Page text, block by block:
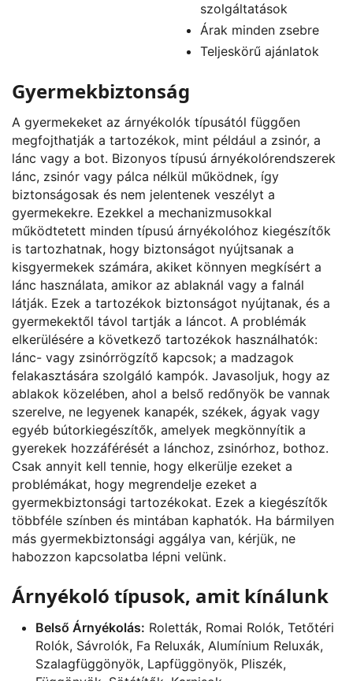
szolgáltatások
Árak minden zsebre
Teljeskörű ajánlatok
Gyermekbiztonság
A gyermekeket az árnyékolók típusától függően
megfojthatják a tartozékok, mint például a zsinór, a
lánc vagy a bot. Bizonyos típusú árnyékolórendszerek
lánc, zsinór vagy pálca nélkül működnek, így
biztonságosak és nem jelentenek veszélyt a
gyermekekre. Ezekkel a mechanizmusokkal
működtetett minden típusú árnyékolóhoz kiegészítők
is tartozhatnak, hogy biztonságot nyújtsanak a
kisgyermekek számára, akiket könnyen megkísért a
lánc használata, amikor az ablaknál vagy a falnál
látják. Ezek a tartozékok biztonságot nyújtanak, és a
gyermekektől távol tartják a láncot. A problémák
elkerülésére a következő tartozékok használhatók:
lánc- vagy zsinórrögzítő kapcsok; a madzagok
felakasztására szolgáló kampók. Javasoljuk, hogy az
ablakok közelében, ahol a belső redőnyök be vannak
szerelve, ne legyenek kanapék, székek, ágyak vagy
egyéb bútorkiegészítők, amelyek megkönnyítik a
gyerekek hozzáférését a lánchoz, zsinórhoz, bothoz.
Csak annyit kell tennie, hogy elkerülje ezeket a
problémákat, hogy megrendelje ezeket a
gyermekbiztonsági tartozékokat. Ezek a kiegészítők
többféle színben és mintában kaphatók. Ha bármilyen
más gyermekbiztonsági aggálya van, kérjük, ne
habozzon kapcsolatba lépni velünk.
Árnyékoló típusok, amit kínálunk
Belső Árnyékolás: Roletták, Romai Rolók, Tetőtéri
Rolók, Sávrolók, Fa Reluxák, Alumínium Reluxák,
Szalagfüggönyök, Lapfüggönyök, Pliszék,